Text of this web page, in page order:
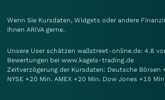
Wenn Sie Kursdaten, Widgets oder andere
Ihnen ARIVA gerne.
Unsere User schätzen wallstreet-online.de: 4.8
Bewertungen bei www.kagels-trading.de
Zeitverzögerung der Kursdaten: Deutsche Börsen
NYSE +20 Min. AMEX +20 Min. Dow Jones +15